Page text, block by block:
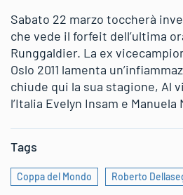
Sabato 22 marzo toccherà
che vede il forfeit dell’ultima
Runggaldier. La ex
Oslo 2011 lamenta
chiude qui la sua stagione, Al
l’Italia Evelyn Insam e Manuela
Tags
Coppa del Mondo Roberto